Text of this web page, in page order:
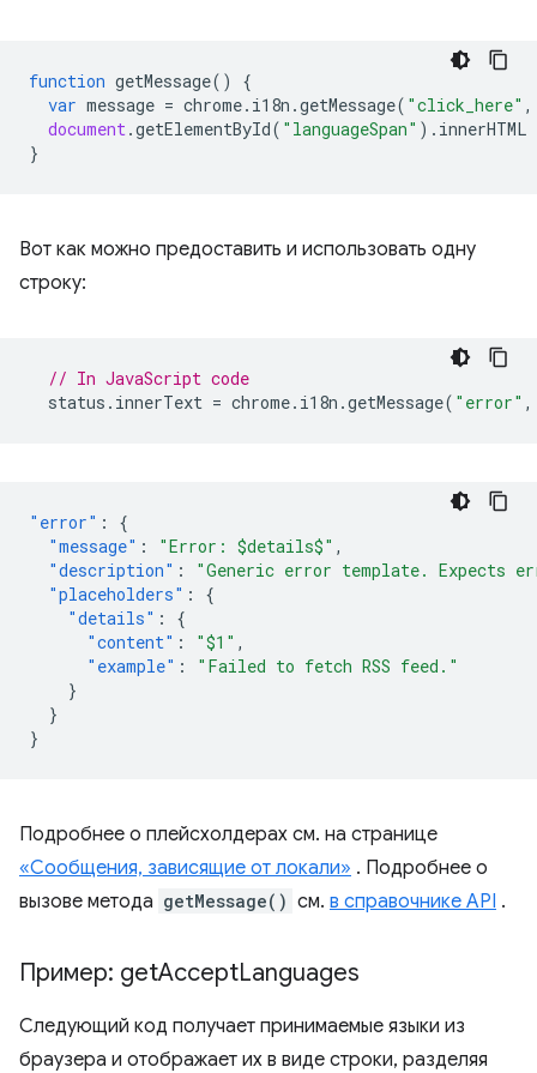
function getMessage()
{
var message = chrome. i18n .getMessage( "click_here" ,
document.getElementById( "languageSpan" ). innerHTML
}
Вот как можно предоставить и использовать одну
строку:
// In JavaScript code
status . innerText = chrome. i18n .getMessage( "error" ,
"error" :
{
"message" : "Error: $details$" ,
"description" :
"Generic error template. Expects
"placeholders" :
{
"details" :
{
"content" : "$1" ,
"example" :
"Failed to fetch RSS feed."
}
}
}
Подробнее о плейсхолдерах см. на странице
«Сообщения, зависящие от локали» . Подробнее о
вызове метода getMessage() см. в справочнике API .
Пример: getAcceptLanguages
Следующий код получает принимаемые языки из
браузера и отображает их в виде строки, разделяя